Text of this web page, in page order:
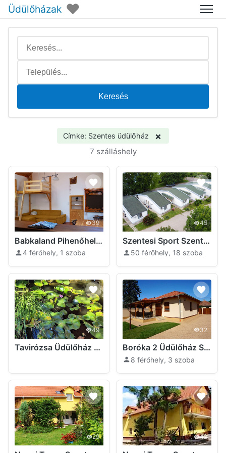
Üdülőházak ♥ Menü
Keresés
Címke: Szentes üdülőház ×
7 szálláshely
39
Babkaland Pihenőhely Szentes
4 férőhely, 1 szoba
45
Szentesi Sport Szentes
50 férőhely, 18 szoba
49
Tavirózsa Üdülőház Szentes
32
Boróka 2 Üdülőház Szentes
8 férőhely, 3 szoba
29 42